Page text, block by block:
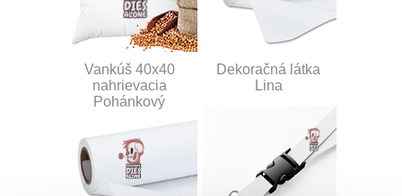
Vankúš 40x40
nahrievacia
Pohánkový
Dekoračná látka
Lina